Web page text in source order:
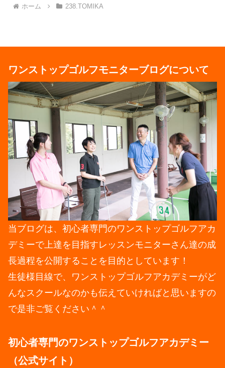
ホーム 238.TOMIKA
ワンストップゴルフモニターブログについて
当ブログは、初心者専門のワンストップゴルフアカ
デミーで上達を目指すレッスンモニターさん達の成
長過程を公開することを目的としています！
生徒様目線で、ワンストップゴルフアカデミーがど
んなスクールなのかも伝えていければと思いますの
で是非ご覧ください＾＾
初心者専門のワンストップゴルフアカデミー
（公式サイト）